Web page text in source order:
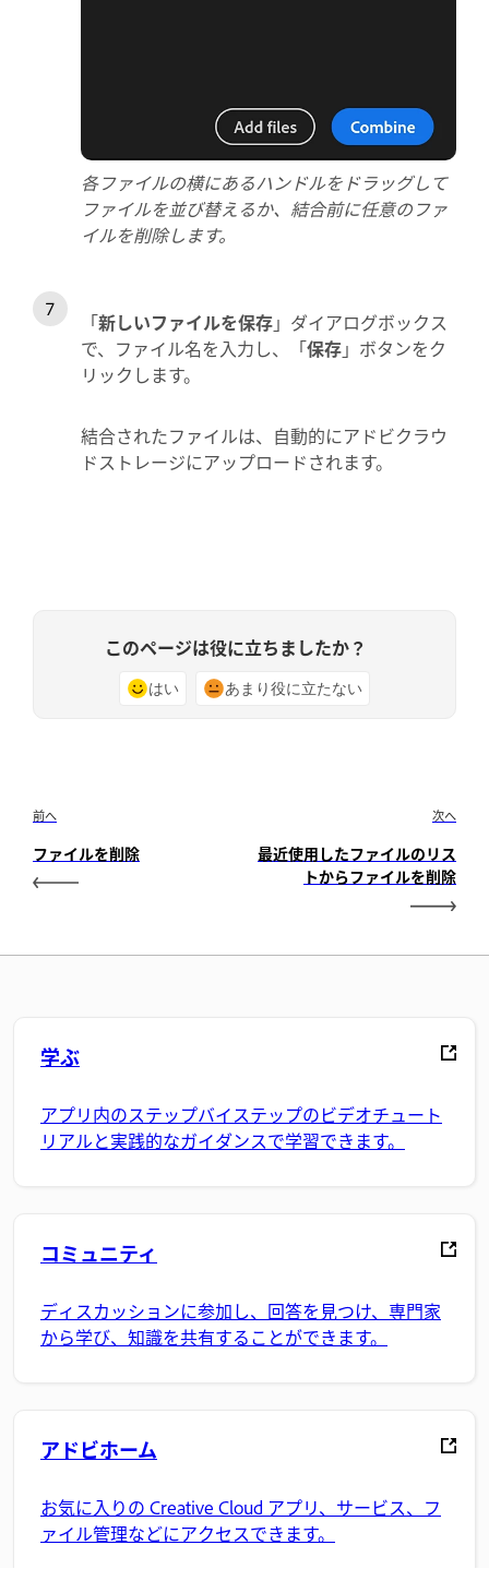
各ファイルの横にあるハンドルをドラッグして
ファイルを並び替えるか、結合前に任意のファ
イルを削除します。
「新しいファイルを保存」ダイアログボックス
で、ファイル名を入力し、「保存」ボタンをク
リックします。
結合されたファイルは、自動的にアドビクラウ
ドストレージにアップロードされます。
このページは役に立ちましたか？
はい あまり役に立たない
前へ
ファイルを削除
次へ
最近使用したファイルのリス
トからファイルを削除
学ぶ
アプリ内のステップバイステップのビデオチュート
リアルと実践的なガイダンスで学習できます。
コミュニティ
ディスカッションに参加し、回答を見つけ、専門家
から学び、知識を共有することができます。
アドビホーム
お気に入りの Creative Cloud アプリ、サービス、フ
ァイル管理などにアクセスできます。